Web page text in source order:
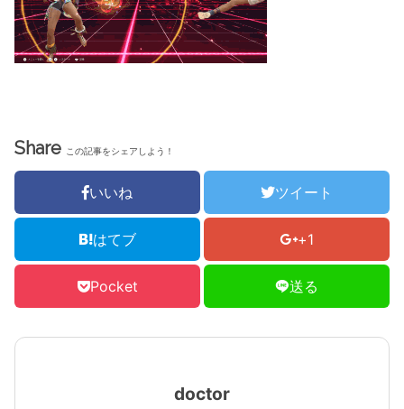
Share この記事をシェアしよう！
いいね ツイート
はてブ +1
Pocket 送る
doctor